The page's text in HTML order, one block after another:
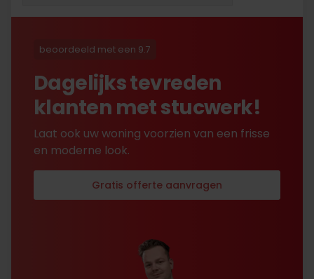
beoordeeld met een 9.7
Dagelijks tevreden
klanten met stucwerk!
Laat ook uw woning voorzien van een frisse
en moderne look.
Gratis offerte aanvragen